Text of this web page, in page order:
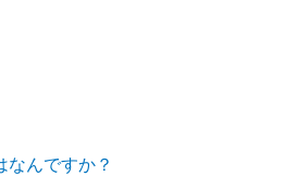
なんですか？